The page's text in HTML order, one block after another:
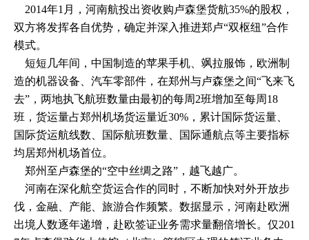
2014年1月，河南航投出资收购卢森堡货航35%的股权，
双方将发挥各自优势，确定并深入推进郑卢“双枢纽”合作
模式。
短短几年间，中国制造的苹果手机、飒拉服饰，欧洲制
造的机器设备、汽车零部件，在郑州与卢森堡之间“飞来飞
去”，两地执飞航班数量由最初的每周2班增加至每周18
班，货运量占郑州机场货运量近30%，累计国际货运量、
国际货运航线数、国际航班数量、国际通航点等主要指标
均居郑州机场首位。
郑州至卢森堡的“空中丝绸之路”，越飞越广。
河南在深化航空货运合作的同时，不断加快对外开放步
伐，金融、产能、旅游合作频繁。数据显示，河南赴欧洲
出境人数逐年递增，赴欧签证业务需求量翻倍增长。仅201